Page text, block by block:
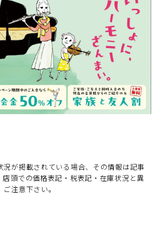
が掲載されている場合、その情報は記事
頭での価格表記・税表記・在庫状況と異
注意下さい。